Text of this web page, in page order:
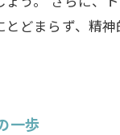
どまらず、精
一歩